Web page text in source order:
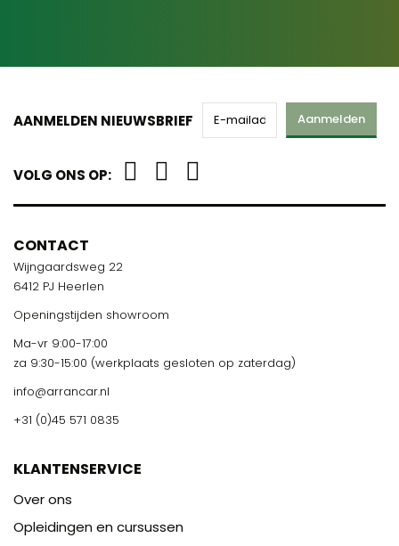
AANMELDEN NIEUWSBRIEF Aanmelden
VOLG ONS OP:
CONTACT
Wijngaardsweg 22
6412 PJ Heerlen
Openingstijden showroom
Ma-vr 9:00-17:00
za 9:30-15:00 (werkplaats gesloten op zaterdag)
info@arrancar.nl
+31 (0)45 571 0835
KLANTENSERVICE
Over ons
Opleidingen en cursussen